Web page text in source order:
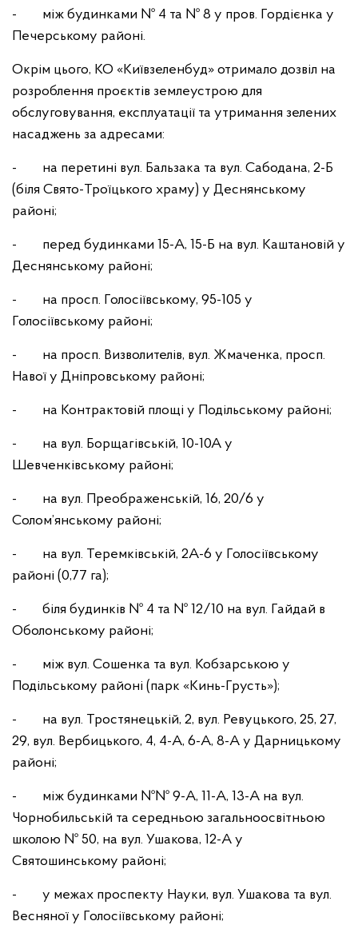
- між будинками № 4 та № 8 у пров. Гордієнка у
Печерському районі.
Окрім цього, КО «Київзеленбуд» отримало дозвіл на
розроблення проєктів землеустрою для
обслуговування, експлуатації та утримання зелених
насаджень за адресами:
- на перетині вул. Бальзака та вул. Сабодана, 2-Б
(біля Свято-Троїцького храму) у Деснянському
районі;
- перед будинками 15-А, 15-Б на вул. Каштановій у
Деснянському районі;
- на просп. Голосіївському, 95-105 у
Голосіївському районі;
- на просп. Визволителів, вул. Жмаченка, просп.
Навої у Дніпровському районі;
- на Контрактовій площі у Подільському районі;
- на вул. Борщагівській, 10-10А у
Шевченківському районі;
- на вул. Преображенській, 16, 20/6 у
Солом’янському районі;
- на вул. Теремківській, 2А-6 у Голосіївському
районі (0,77 га);
- біля будинків № 4 та № 12/10 на вул. Гайдай в
Оболонському районі;
- між вул. Сошенка та вул. Кобзарською у
Подільському районі (парк «Кинь-Грусть»);
- на вул. Тростянецькій, 2, вул. Ревуцького, 25, 27,
29, вул. Вербицького, 4, 4-А, 6-А, 8-А у Дарницькому
районі;
- між будинками №№ 9-А, 11-А, 13-А на вул.
Чорнобильській та середньою загальноосвітньою
школою № 50, на вул. Ушакова, 12-А у
Святошинському районі;
- у межах проспекту Науки, вул. Ушакова та вул.
Весняної у Голосіївському районі;